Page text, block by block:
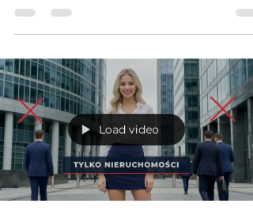
Finansuję firmy, rolników i osoby fizyczne z
okresem spłaty do 10 lat (120 rat) –
Zabezpieczeniem jest twarda nieruchomość,
a Twoim bezpieczeństwem wpis
do Działu IV KW. Stosuję kategoryczny zakaz
umów przewłaszczenia! Darmowy audyt i
decyzja w 120 minut.Load video